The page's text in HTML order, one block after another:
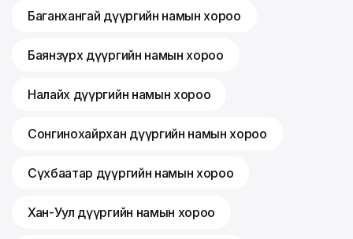
Баганхангай дүүргийн намын хороо
Баянзүрх дүүргийн намын хороо
Налайх дүүргийн намын хороо
Сонгинохайрхан дүүргийн намын хороо
Сүхбаатар дүүргийн намын хороо
Хан-Уул дүүргийн намын хороо